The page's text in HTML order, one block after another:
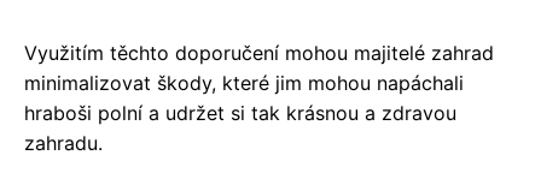
Využitím těchto doporučení mohou majitelé zahrad
minimalizovat škody, které jim mohou napáchali
hraboši polní a udržet si tak krásnou a zdravou
zahradu.